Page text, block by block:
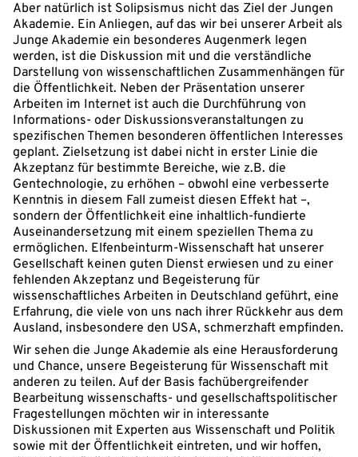
Aber natürlich ist Solipsismus nicht das Ziel der Jungen
Akademie. Ein Anliegen, auf das wir bei unserer Arbeit als
Junge Akademie ein besonderes Augenmerk legen
werden, ist die Diskussion mit und die verständliche
Darstellung von wissenschaftlichen Zusammenhängen für
die Öffentlichkeit. Neben der Präsentation unserer
Arbeiten im Internet ist auch die Durchführung von
Informations- oder Diskussionsveranstaltungen zu
spezifischen Themen besonderen öffentlichen Interesses
geplant. Zielsetzung ist dabei nicht in erster Linie die
Akzeptanz für bestimmte Bereiche, wie z.B. die
Gentechnologie, zu erhöhen – obwohl eine verbesserte
Kenntnis in diesem Fall zumeist diesen Effekt hat –,
sondern der Öffentlichkeit eine inhaltlich-fundierte
Auseinandersetzung mit einem speziellen Thema zu
ermöglichen. Elfenbeinturm-Wissenschaft hat unserer
Gesellschaft keinen guten Dienst erwiesen und zu einer
fehlenden Akzeptanz und Begeisterung für
wissenschaftliches Arbeiten in Deutschland geführt, eine
Erfahrung, die viele von uns nach ihrer Rückkehr aus dem
Ausland, insbesondere den USA, schmerzhaft empfinden.
Wir sehen die Junge Akademie als eine Herausforderung
und Chance, unsere Begeisterung für Wissenschaft mit
anderen zu teilen. Auf der Basis fachübergreifender
Bearbeitung wissenschafts- und gesellschaftspolitischer
Fragestellungen möchten wir in interessante
Diskussionen mit Experten aus Wissenschaft und Politik
sowie mit der Öffentlichkeit eintreten, und wir hoffen,